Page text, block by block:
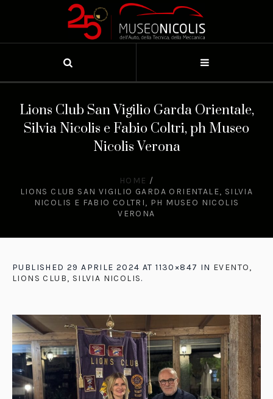
Lions Club San Vigilio Garda Orientale,
Silvia Nicolis e Fabio Coltri, ph Museo
Nicolis Verona
HOME /
LIONS CLUB SAN VIGILIO GARDA ORIENTALE, SILVIA
NICOLIS E FABIO COLTRI, PH MUSEO NICOLIS
VERONA
PUBLISHED 29 APRILE 2024 AT 1130×847 IN EVENTO,
LIONS CLUB, SILVIA NICOLIS.